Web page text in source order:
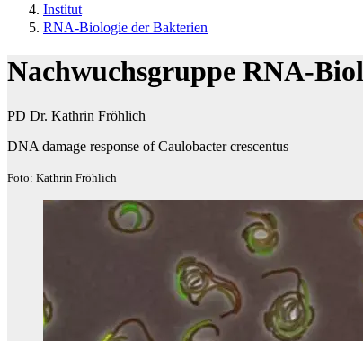
Institut
RNA-Biologie der Bakterien
Nachwuchsgruppe RNA-
PD Dr. Kathrin Fröhlich
DNA damage response of Caulobacter crescentus
Foto: Kathrin Fröhlich